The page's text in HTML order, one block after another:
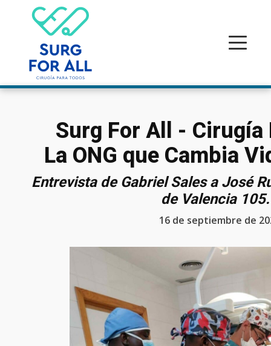
Surg For All - Cirugía
La ONG que Cambia
Entrevista de Gabriel Sales a José
de Valencia
16 de septiembre de